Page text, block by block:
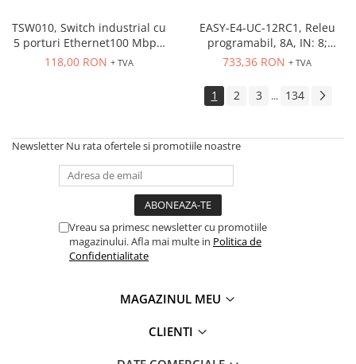
TSW010, Switch industrial cu
5 porturi Ethernet100 Mbps,
montaj pe sina
118,00 RON + TVA
EASY-E4-UC-12RC1, Releu
programabil, 8A, IN: 8;
Int.analogica: 4
733,36 RON + TVA
1 2 3 ... 134
Newsletter Nu rata ofertele si promotiile noastre
Vreau sa primesc newsletter cu promotiile
magazinului. Afla mai multe in Politica de
Confidentialitate
MAGAZINUL MEU
CLIENTI